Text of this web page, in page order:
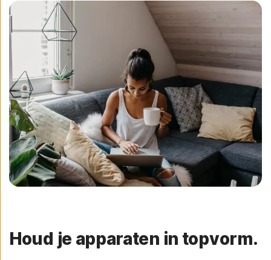
Houd je apparaten in topvorm.